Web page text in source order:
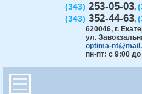
(343) 253-05-03,
(343) 352-44-63,
620046, г.
ул.
optima-
пн-пт: с 9:00